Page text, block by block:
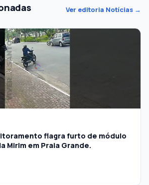
Ver editoria Notícias →
flagra furto de módulo
Mirim em Praia Grande.